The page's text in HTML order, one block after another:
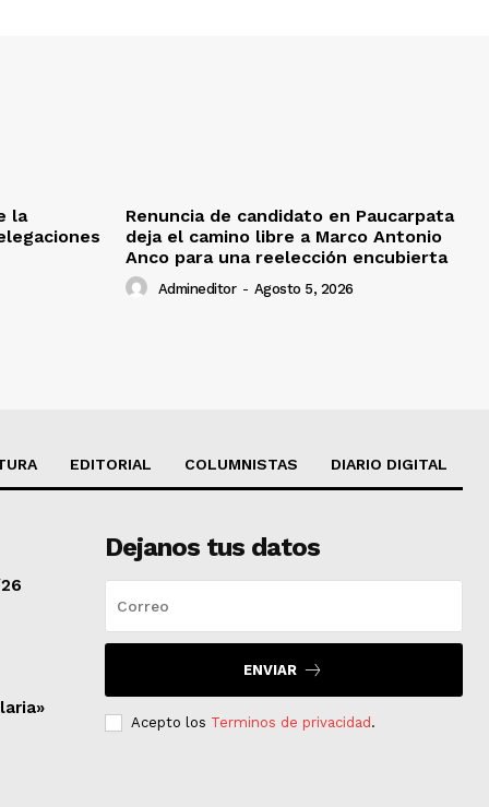
la
Renuncia de candidato en Paucarpata
deja el camino libre a Marco Antonio
Anco para una reelección encubierta
Admineditor - Agosto 5, 2026
EDITORIAL COLUMNISTAS DIARIO DIGITAL
Dejanos tus datos
ENVIAR
Acepto los Terminos de privacidad .